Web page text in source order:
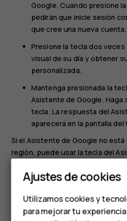
Smartphones
Teléfonos de
media
Google. Cuando presione
pedirán que inicie sesión
que cree una nueva cuenta.
Presione la tecla dos veces
visual de su día y obtener
personalizada.
Mantenga presionada la
Asistente de Google. Haga
tecla. La respuesta del
aparecerá en la pantalla
Si el Asistente de Google no
región, puede usar la tecla del
Presione la tecla una vez
Google.
Presione la tecla dos veces
Ajustes de cookies
Utilizamos cookies y
para mejorar tu experiencia